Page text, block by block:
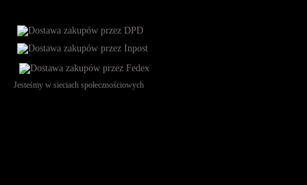
Jesteśmy w sieciach społecznościowych